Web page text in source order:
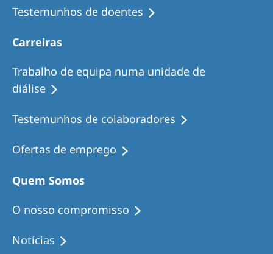
Testemunhos de doentes
Carreiras
Trabalho de equipa numa unidade de
diálise
Testemunhos de colaboradores
Ofertas de emprego
Quem Somos
O nosso compromisso
Notícias